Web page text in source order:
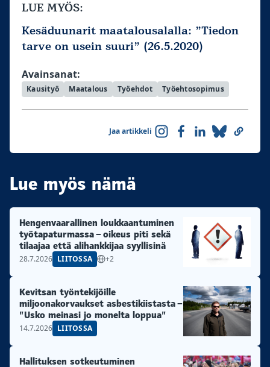
LUE MYÖS:
Kesäduunarit maatalousalalla: ”Tiedon
tarve on usein suuri” (26.5.2020)
Avainsanat:
Kausityö Maatalous Työehdot Työehtosopimus
Jaa artikkeli
Lue myös nämä
Hengenvaarallinen loukkaantuminen
työtapaturmassa – oikeus piti sekä
tilaajaa että alihankkijaa syyllisinä
28.7.2026 LIITOSSA +2
Kevitsan työntekijöille
miljoonakorvaukset asbestikiistasta –
”Usko meinasi jo monelta loppua”
14.7.2026 LIITOSSA
Hallituksen sotkeutuminen